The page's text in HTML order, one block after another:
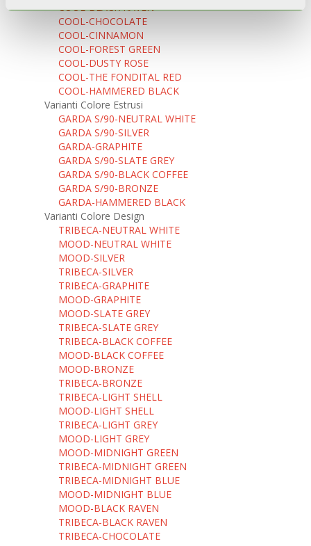
COOL-BLACK RAVEN
COOL-CHOCOLATE
COOL-CINNAMON
COOL-FOREST GREEN
COOL-DUSTY ROSE
COOL-THE FONDITAL RED
COOL-HAMMERED BLACK
Varianti Colore Estrusi
GARDA S/90-NEUTRAL WHITE
GARDA S/90-SILVER
GARDA-GRAPHITE
GARDA S/90-SLATE GREY
GARDA S/90-BLACK COFFEE
GARDA S/90-BRONZE
GARDA-HAMMERED BLACK
Varianti Colore Design
TRIBECA-NEUTRAL WHITE
MOOD-NEUTRAL WHITE
MOOD-SILVER
TRIBECA-SILVER
TRIBECA-GRAPHITE
MOOD-GRAPHITE
MOOD-SLATE GREY
TRIBECA-SLATE GREY
TRIBECA-BLACK COFFEE
MOOD-BLACK COFFEE
MOOD-BRONZE
TRIBECA-BRONZE
TRIBECA-LIGHT SHELL
MOOD-LIGHT SHELL
TRIBECA-LIGHT GREY
MOOD-LIGHT GREY
MOOD-MIDNIGHT GREEN
TRIBECA-MIDNIGHT GREEN
TRIBECA-MIDNIGHT BLUE
MOOD-MIDNIGHT BLUE
MOOD-BLACK RAVEN
TRIBECA-BLACK RAVEN
TRIBECA-CHOCOLATE